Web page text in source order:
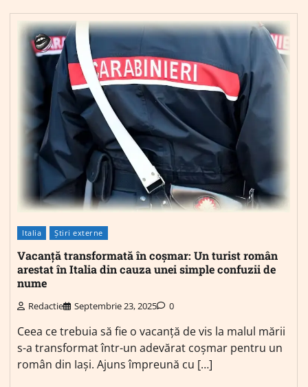
Italia Știri externe
Vacanță transformată în coșmar: Un turist român
arestat în Italia din cauza unei simple confuzii de
nume
Redactie Septembrie 23, 2025 0
Ceea ce trebuia să fie o vacanță de vis la malul mării
s-a transformat într-un adevărat coșmar pentru un
român din Iași. Ajuns împreună cu […]